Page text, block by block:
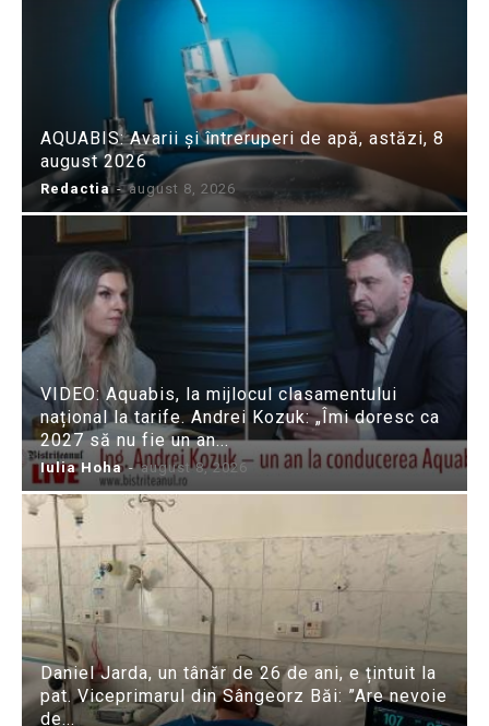
AQUABIS: Avarii și întreruperi de apă, astăzi, 8
august 2026
Redactia - august 8, 2026
VIDEO: Aquabis, la mijlocul clasamentului
național la tarife. Andrei Kozuk: „Îmi doresc ca
2027 să nu fie un an...
Iulia Hoha - august 8, 2026
Daniel Jarda, un tânăr de 26 de ani, e țintuit la
pat. Viceprimarul din Sângeorz Băi: ”Are nevoie
de...